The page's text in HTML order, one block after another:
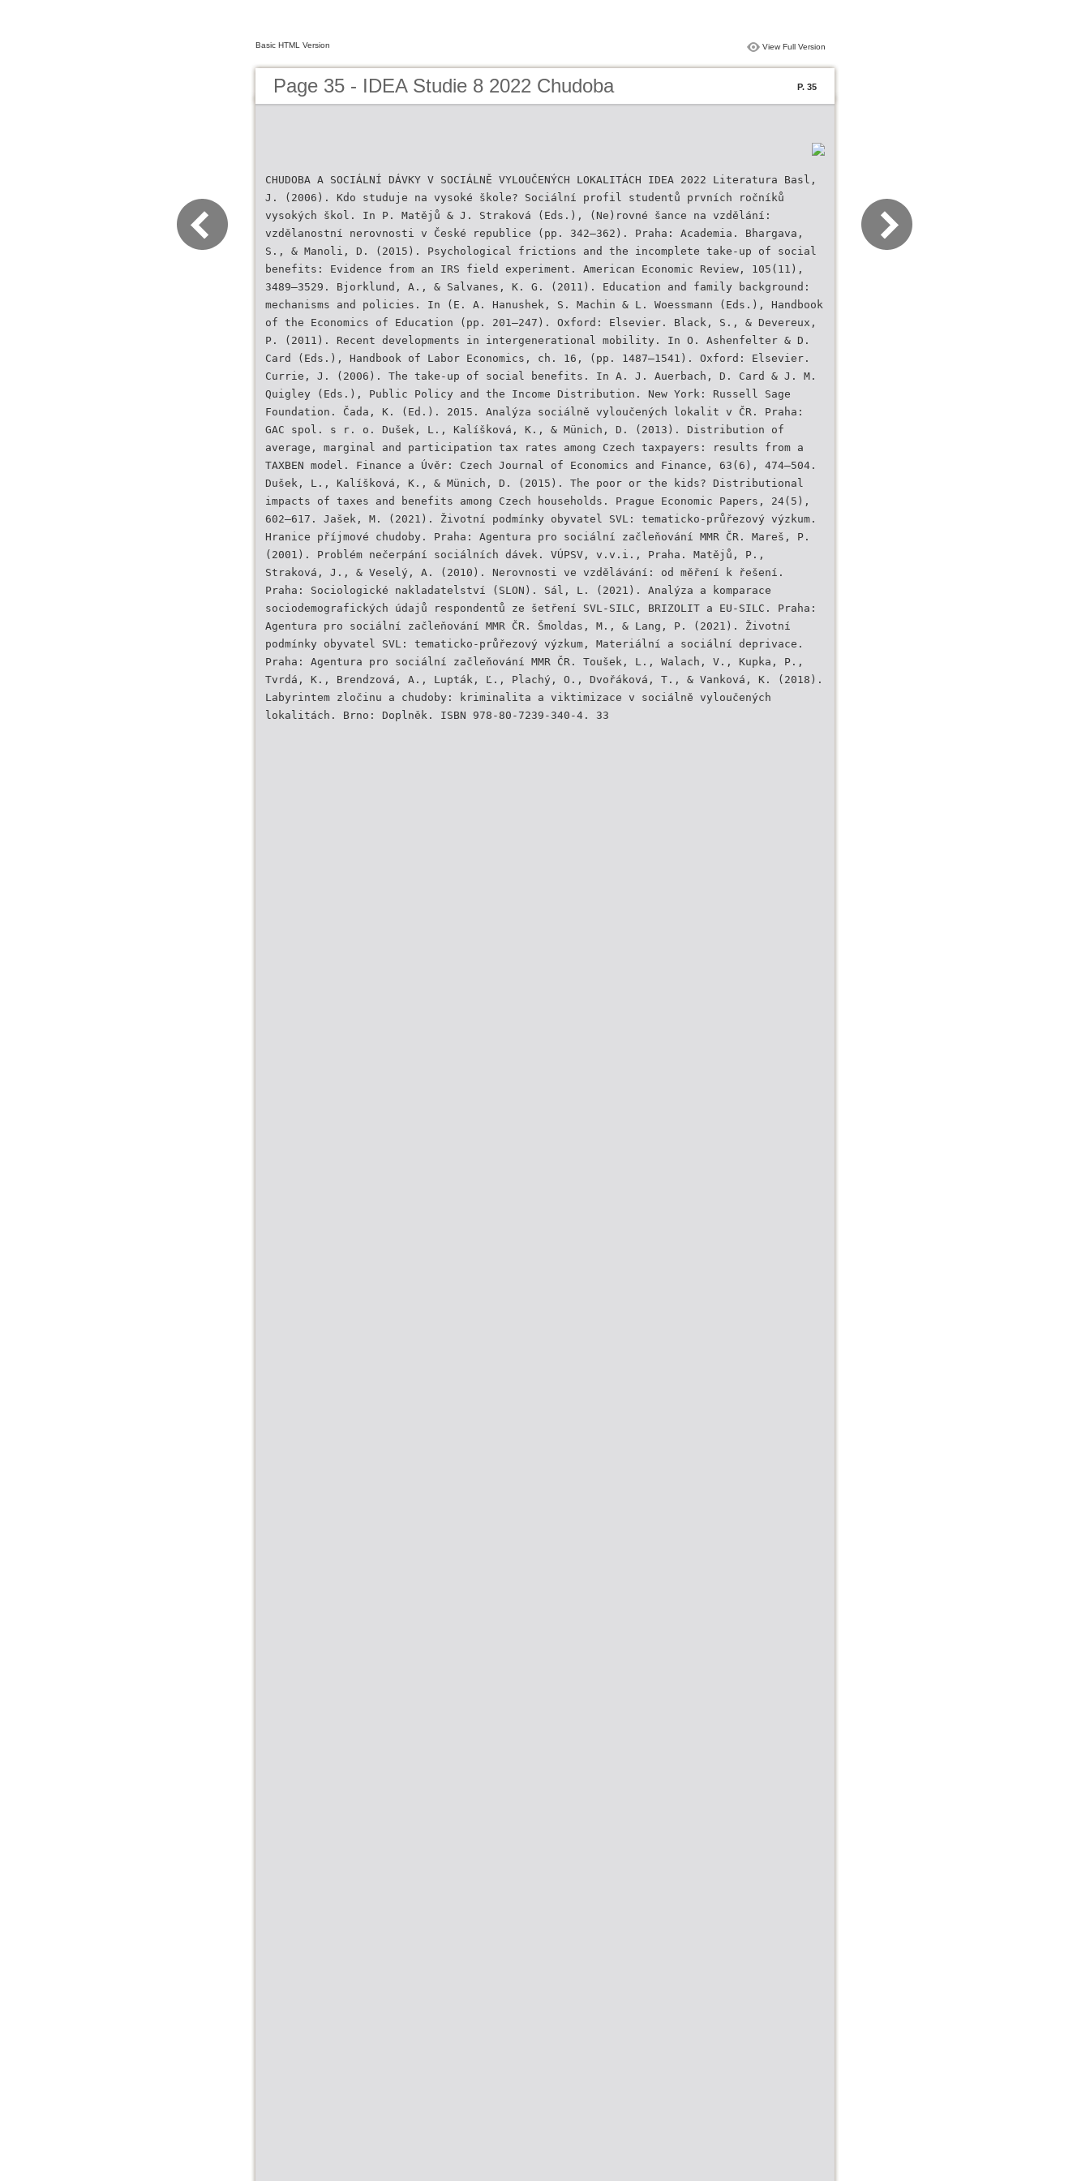
Basic HTML Version View Full Version
Page 35 - IDEA Studie 8 2022 Chudoba P. 35
CHUDOBA A SOCIÁLNÍ DÁVKY V SOCIÁLNĚ VYLOUČENÝCH LOKALITÁCH IDEA 2022 Literatura Basl,
J. (2006). Kdo studuje na vysoké škole? Sociální profil studentů prvních ročníků
vysokých škol. In P. Matějů & J. Straková (Eds.), (Ne)rovné šance na vzdělání:
vzdělanostní nerovnosti v České republice (pp. 342–362). Praha: Academia. Bhargava,
S., & Manoli, D. (2015). Psychological frictions and the incomplete take-up of social
benefits: Evidence from an IRS field experiment. American Economic Review, 105(11),
3489–3529. Bjorklund, A., & Salvanes, K. G. (2011). Education and family background:
mechanisms and policies. In (E. A. Hanushek, S. Machin & L. Woessmann (Eds.), Handbook
of the Economics of Education (pp. 201–247). Oxford: Elsevier. Black, S., & Devereux,
P. (2011). Recent developments in intergenerational mobility. In O. Ashenfelter & D.
Card (Eds.), Handbook of Labor Economics, ch. 16, (pp. 1487–1541). Oxford: Elsevier.
Currie, J. (2006). The take-up of social benefits. In A. J. Auerbach, D. Card & J. M.
Quigley (Eds.), Public Policy and the Income Distribution. New York: Russell Sage
Foundation. Čada, K. (Ed.). 2015. Analýza sociálně vyloučených lokalit v ČR. Praha:
GAC spol. s r. o. Dušek, L., Kalíšková, K., & Münich, D. (2013). Distribution of
average, marginal and participation tax rates among Czech taxpayers: results from a
TAXBEN model. Finance a Úvěr: Czech Journal of Economics and Finance, 63(6), 474–504.
Dušek, L., Kalíšková, K., & Münich, D. (2015). The poor or the kids? Distributional
impacts of taxes and benefits among Czech households. Prague Economic Papers, 24(5),
602–617. Jašek, M. (2021). Životní podmínky obyvatel SVL: tematicko-průřezový výzkum.
Hranice příjmové chudoby. Praha: Agentura pro sociální začleňování MMR ČR. Mareš, P.
(2001). Problém nečerpání sociálních dávek. VÚPSV, v.v.i., Praha. Matějů, P.,
Straková, J., & Veselý, A. (2010). Nerovnosti ve vzdělávání: od měření k řešení.
Praha: Sociologické nakladatelství (SLON). Sál, L. (2021). Analýza a komparace
sociodemografických údajů respondentů ze šetření SVL-SILC, BRIZOLIT a EU-SILC. Praha:
Agentura pro sociální začleňování MMR ČR. Šmoldas, M., & Lang, P. (2021). Životní
podmínky obyvatel SVL: tematicko-průřezový výzkum, Materiální a sociální deprivace.
Praha: Agentura pro sociální začleňování MMR ČR. Toušek, L., Walach, V., Kupka, P.,
Tvrdá, K., Brendzová, A., Lupták, Ľ., Plachý, O., Dvořáková, T., & Vanková, K. (2018).
Labyrintem zločinu a chudoby: kriminalita a viktimizace v sociálně vyloučených
lokalitách. Brno: Doplněk. ISBN 978-80-7239-340-4. 33